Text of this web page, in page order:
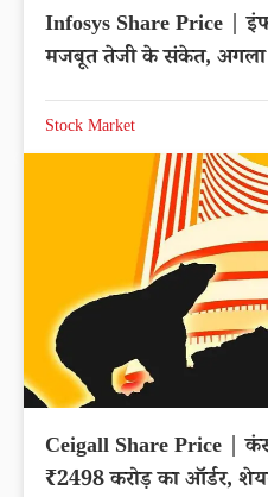
Infosys Share Price |
मजबूत तेजी के संकेत, अगला
Stock Market
Ceigall Share Price |
₹2498 करोड़ का ऑर्डर,